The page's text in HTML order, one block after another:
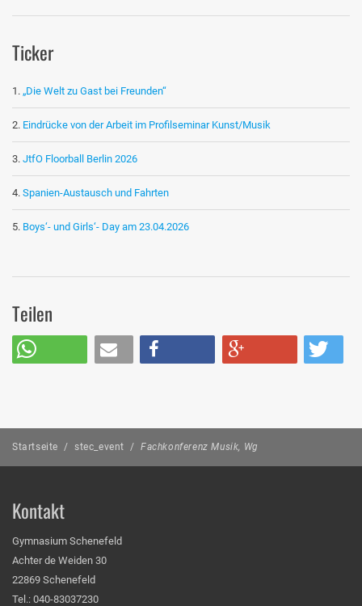
Ticker
„Die Welt zu Gast bei Freunden“
Eindrücke von der Arbeit im Profilseminar Kunst/Musik
JtfO Floorball Berlin 2026
Spanien-Austausch und Fahrten
Boys‘- und Girls‘- Day am 23.04.2026
Teilen
Startseite / stec_event / Fachkonferenz Musik, Wg
Kontakt
Gymnasium Schenefeld
Achter de Weiden 30
22869 Schenefeld
Tel.: 040-83037230